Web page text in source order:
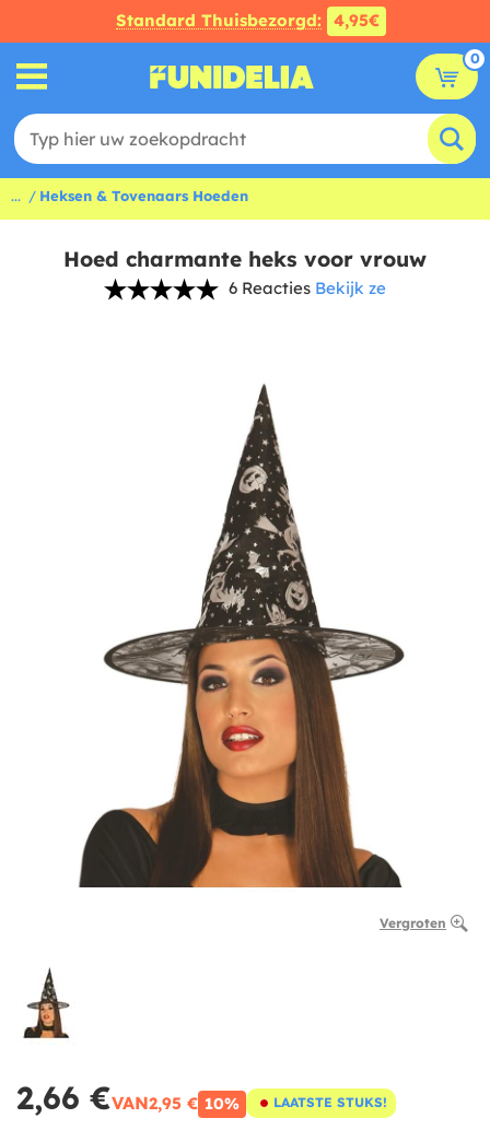
Standard Thuisbezorgd: 4,95€
0
... Heksen & Tovenaars Hoeden
Hoed charmante heks voor vrouw
6 Reacties Bekijk ze
Vergroten
2,66 €VAN2,95 € 10% LAATSTE STUKS!